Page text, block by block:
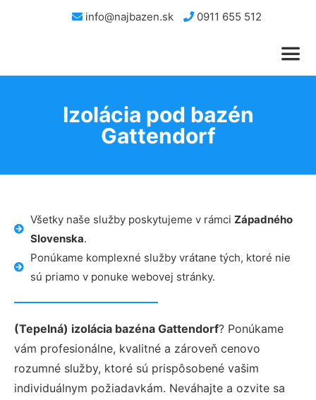
info@najbazen.sk 0911 655 512
Izolácia pod bazén
Gattendorf
Všetky naše služby poskytujeme v rámci Západného
Slovenska.
Ponúkame komplexné služby vrátane tých, ktoré nie
sú priamo v ponuke webovej stránky.
(Tepelná) izolácia bazéna Gattendorf? Ponúkame
vám profesionálne, kvalitné a zároveň cenovo
rozumné služby, ktoré sú prispôsobené vašim
individuálnym požiadavkám. Neváhajte a ozvite sa